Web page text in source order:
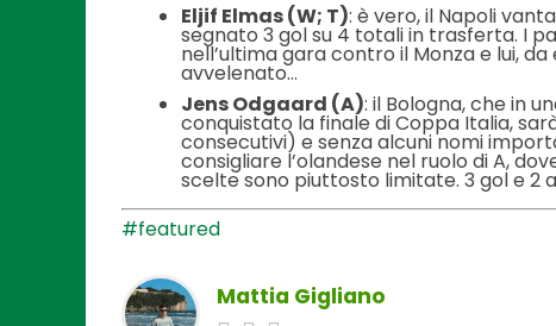
Eljif Elmas (W; T): è vero, il Napoli
segnato 3 gol su 4 totali in trasferta. I
nell’ultima gara contro il Monza e lui,
avvelenato…
Jens Odgaard (A): il Bologna, che in
conquistato la finale di Coppa Italia,
consecutivi) e senza alcuni nomi
consigliare l’olandese nel ruolo di A,
scelte sono piuttosto limitate. 3 gol e 2
#featured
Mattia Gigliano